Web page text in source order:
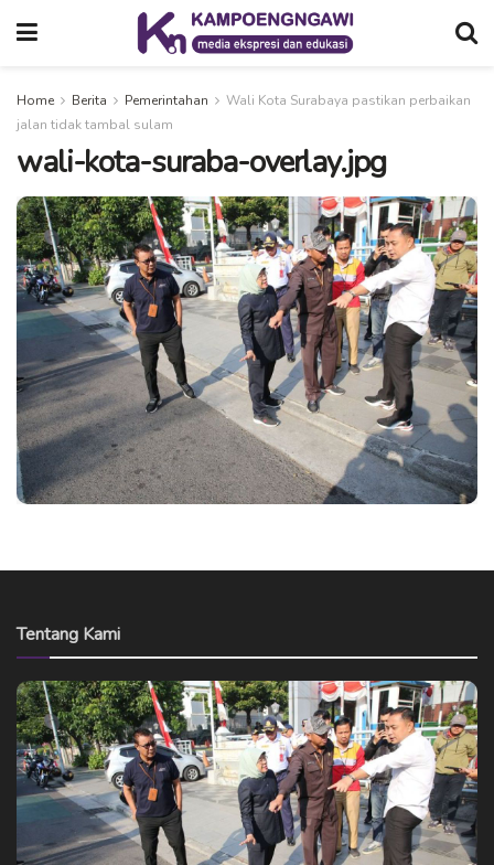
Home Berita Pemerintahan
Wali Kota Surabaya pastikan perbaikan
jalan tidak tambal sulam
wali-kota-suraba-overlay.jpg
Tentang Kami